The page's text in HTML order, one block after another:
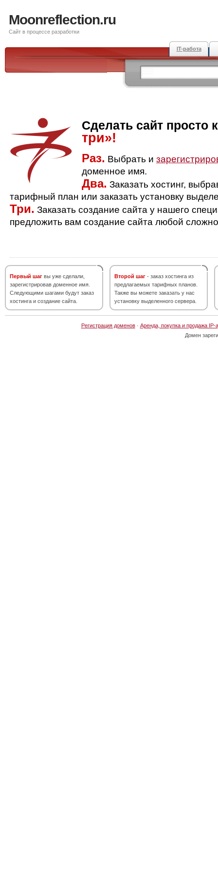
Moonreflection.ru
Сайт в процессе разработки
IT-работа
Сделать сайт просто
три»!
Раз. Выбрать и
доменное имя.
Два. Заказать хостинг,
тарифный план или заказать установку
Три. Заказать создание сайта у нашего
предложить вам создание сайта любой
Первый шаг вы уже сделали,
зарегистрировав доменное имя.
Следующими шагами будут заказ
хостинга и создание сайта.
Второй шаг - заказ хостинга из
предлагаемых тарифных планов.
Также вы можете заказать у нас
установку выделенного сервера.
Регистрация доменов· Аренда, покупка и продажа IP-
Домен